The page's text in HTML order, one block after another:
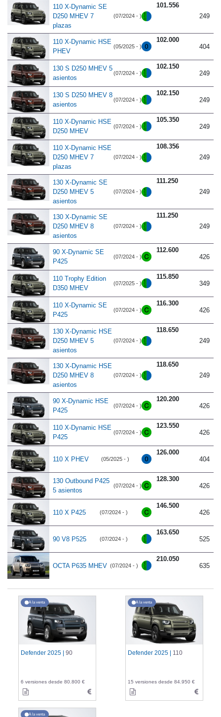
110 X-Dynamic SE
D250 MHEV 7
plazas
(07/2024 - )
101.556
249
110 X-Dynamic HSE
PHEV
(05/2025 - )
102.000
404
130 S D250 MHEV 5
asientos
(07/2024 - )
102.150
249
130 S D250 MHEV 8
asientos
(07/2024 - )
102.150
249
110 X-Dynamic HSE
D250 MHEV
(07/2024 - )
105.350
249
110 X-Dynamic HSE
D250 MHEV 7
plazas
(07/2024 - )
108.356
249
130 X-Dynamic SE
D250 MHEV 5
asientos
(07/2024 - )
111.250
249
130 X-Dynamic SE
D250 MHEV 8
asientos
(07/2024 - )
111.250
249
90 X-Dynamic SE
P425
(07/2024 - )
112.600
426
110 Trophy Edition
D350 MHEV
(07/2025 - )
115.850
349
110 X-Dynamic SE
P425
(07/2024 - )
116.300
426
130 X-Dynamic HSE
D250 MHEV 5
asientos
(07/2024 - )
118.650
249
130 X-Dynamic HSE
D250 MHEV 8
asientos
(07/2024 - )
118.650
249
90 X-Dynamic HSE
P425
(07/2024 - )
120.200
426
110 X-Dynamic HSE
P425
(07/2024 - )
123.550
426
110 X PHEV (05/2025 - )
126.000
404
130 Outbound P425
5 asientos
(07/2024 - )
128.300
426
110 X P425 (07/2024 - )
146.500
426
90 V8 P525 (07/2024 - )
163.650
525
OCTA P635 MHEV (07/2024 - )
210.050
635
A la venta
Defender 2025 | 90
6 versiones desde 80.800 €
A la venta
Defender 2025 | 110
15 versiones desde 84.950 €
A la venta